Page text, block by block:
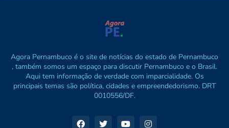
Agora Pernambuco é o site de notícias do estado de Pernambuco
, também somos um espaço para discutir Pernambuco e o Brasil.
Aqui tem informação de verdade com imparcialidade. Os
principais temas são política, cidades e empreendedorismo. DRT
0010556/DF.